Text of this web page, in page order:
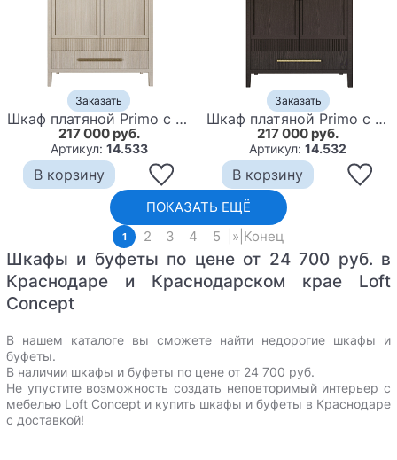
Заказать
Шкаф платяной Primo с выдвижными ящиками шпон Черный дуб
217 000 руб.
Артикул: 14.533
В корзину
Заказать
Шкаф платяной Primo с выдвижными ящиками шпон Темный орех
217 000 руб.
Артикул:14.532
В корзину
ПОКАЗАТЬ ЕЩЁ
1 2 3 4 5 » Конец
Шкафы и буфеты по цене от 24 700 руб. в
Краснодаре и Краснодарском крае Loft
Concept
В нашем каталоге вы сможете найти недорогие шкафы и
буфеты.
В наличии шкафы и буфеты по цене от 24 700 руб.
Не упустите возможность создать неповторимый интерьер с
мебелью Loft Concept и купить шкафы и буфеты в Краснодаре
с доставкой!